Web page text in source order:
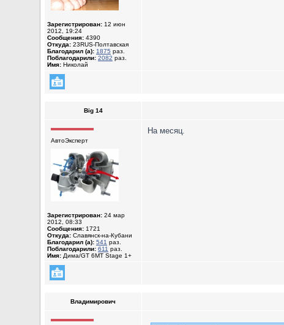
Зарегистрирован: 12 июн
2012, 19:24
Сообщения: 4390
Откуда: 23RUS-Полтавская
Благодарил (а): 1875 раз.
Поблагодарили: 2082 раз.
Имя: Николай
Big 14
АвтоЭксперт
Зарегистрирован: 24 мар
2012, 08:33
Сообщения: 1721
Откуда: Славянск-на-Кубани
Благодарил (а): 541 раз.
Поблагодарили: 611 раз.
Имя: Дима/GT 6MT Stage 1+
На месяц.
Владимирович